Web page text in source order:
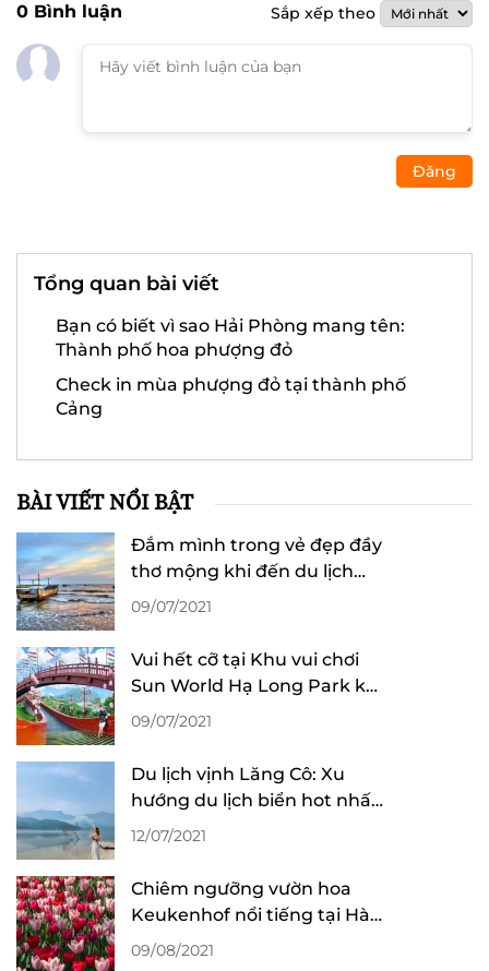
0 Bình luận Sắp xếp theo
Đăng
Tổng quan bài viết
Bạn có biết vì sao Hải Phòng mang tên:
Thành phố hoa phượng đỏ
Check in mùa phượng đỏ tại thành phố
Cảng
BÀI VIẾT NỔI BẬT
Đắm mình trong vẻ đẹp đầy
thơ mộng khi đến du lịch
biển Trà Cổ
09/07/2021
Vui hết cỡ tại Khu vui chơi
Sun World Hạ Long Park khi
du lịch Quảng Ninh
09/07/2021
Du lịch vịnh Lăng Cô: Xu
hướng du lịch biển hot nhất
tại Huế
12/07/2021
Chiêm ngưỡng vườn hoa
Keukenhof nổi tiếng tại Hà
Lan
09/08/2021